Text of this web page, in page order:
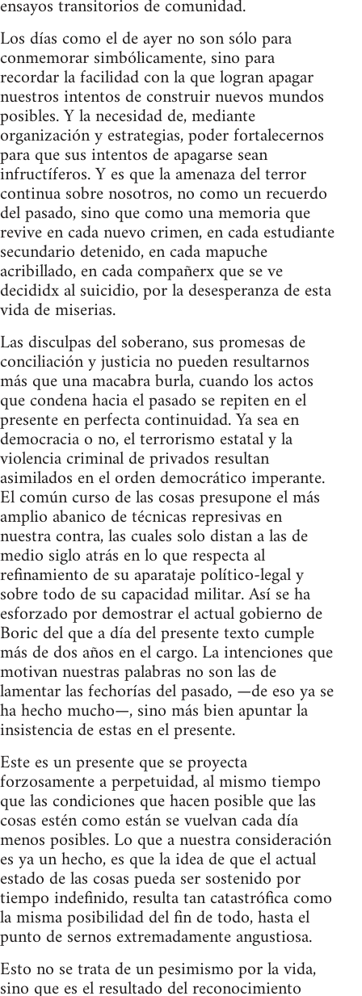
ensayos transitorios de comunidad.
Los días como el de ayer no son sólo para
conmemorar simbólicamente, sino para
recordar la facilidad con la que logran apagar
nuestros intentos de construir nuevos mundos
posibles. Y la necesidad de, mediante
organización y estrategias, poder fortalecernos
para que sus intentos de apagarse sean
infructíferos. Y es que la amenaza del terror
continua sobre nosotros, no como un recuerdo
del pasado, sino que como una memoria que
revive en cada nuevo crimen, en cada estudiante
secundario detenido, en cada mapuche
acribillado, en cada compañerx que se ve
decididx al suicidio, por la desesperanza de esta
vida de miserias.
Las disculpas del soberano, sus promesas de
conciliación y justicia no pueden resultarnos
más que una macabra burla, cuando los actos
que condena hacia el pasado se repiten en el
presente en perfecta continuidad. Ya sea en
democracia o no, el terrorismo estatal y la
violencia criminal de privados resultan
asimilados en el orden democrático imperante.
El común curso de las cosas presupone el más
amplio abanico de técnicas represivas en
nuestra contra, las cuales solo distan a las de
medio siglo atrás en lo que respecta al
refinamiento de su aparataje político-legal y
sobre todo de su capacidad militar. Así se ha
esforzado por demostrar el actual gobierno de
Boric del que a día del presente texto cumple
más de dos años en el cargo. La intenciones que
motivan nuestras palabras no son las de
lamentar las fechorías del pasado, —de eso ya se
ha hecho mucho—, sino más bien apuntar la
insistencia de estas en el presente.
Este es un presente que se proyecta
forzosamente a perpetuidad, al mismo tiempo
que las condiciones que hacen posible que las
cosas estén como están se vuelvan cada día
menos posibles. Lo que a nuestra consideración
es ya un hecho, es que la idea de que el actual
estado de las cosas pueda ser sostenido por
tiempo indefinido, resulta tan catastrófica como
la misma posibilidad del fin de todo, hasta el
punto de sernos extremadamente angustiosa.
Esto no se trata de un pesimismo por la vida,
sino que es el resultado del reconocimiento